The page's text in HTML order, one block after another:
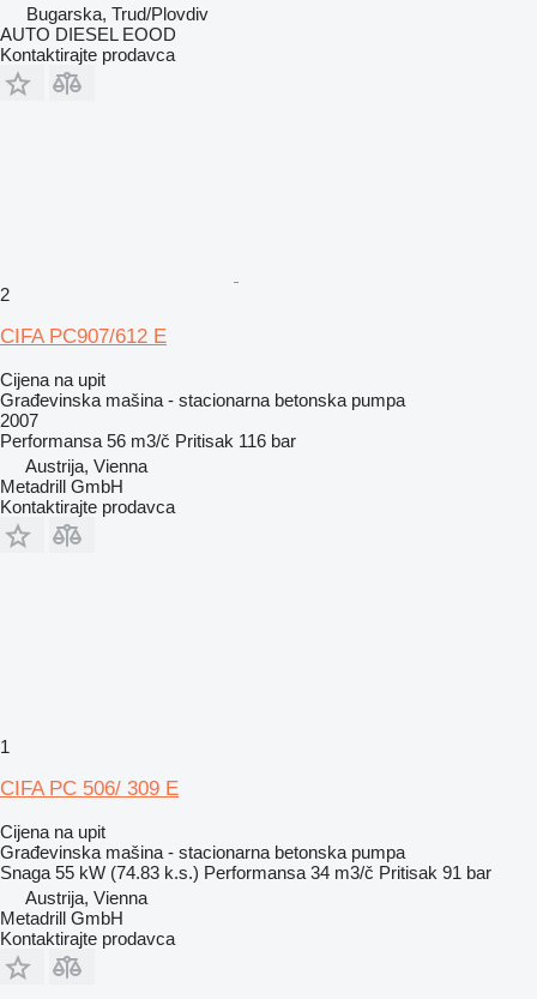
Bugarska, Trud/Plovdiv
AUTO DIESEL EOOD
Kontaktirajte prodavca
2
CIFA PC907/612 E
Cijena na upit
Građevinska mašina - stacionarna betonska pumpa
2007
Performansa 56 m3/č Pritisak 116 bar
Austrija, Vienna
Metadrill GmbH
Kontaktirajte prodavca
1
CIFA PC 506/ 309 E
Cijena na upit
Građevinska mašina - stacionarna betonska pumpa
Snaga 55 kW (74.83 k.s.) Performansa 34 m3/č Pritisak 91 bar
Austrija, Vienna
Metadrill GmbH
Kontaktirajte prodavca